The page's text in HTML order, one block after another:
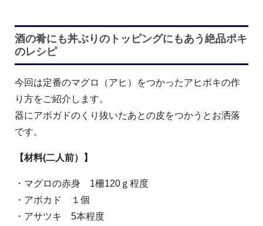
酒の肴にも丼ぶりのトッピングにもあう絶品ポキ
のレシピ
今回は定番のマグロ（アヒ）をつかったアヒポキの作
り方をご紹介します。
器にアボガドのくり抜いたあとの皮をつかうとお洒落
です。
【材料(二人前）】
・マグロの赤身 1柵120ｇ程度
・アボカド １個
・アサツキ 5本程度